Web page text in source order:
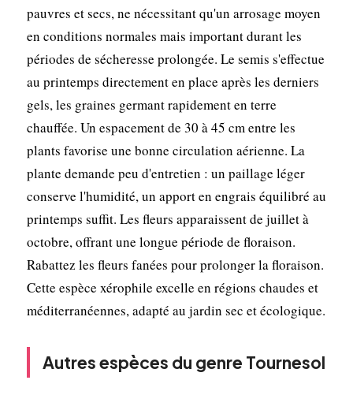
pauvres et secs, ne nécessitant qu'un arrosage moyen
en conditions normales mais important durant les
périodes de sécheresse prolongée. Le semis s'effectue
au printemps directement en place après les derniers
gels, les graines germant rapidement en terre
chauffée. Un espacement de 30 à 45 cm entre les
plants favorise une bonne circulation aérienne. La
plante demande peu d'entretien : un paillage léger
conserve l'humidité, un apport en engrais équilibré au
printemps suffit. Les fleurs apparaissent de juillet à
octobre, offrant une longue période de floraison.
Rabattez les fleurs fanées pour prolonger la floraison.
Cette espèce xérophile excelle en régions chaudes et
méditerranéennes, adapté au jardin sec et écologique.
Autres espèces du genre Tournesol